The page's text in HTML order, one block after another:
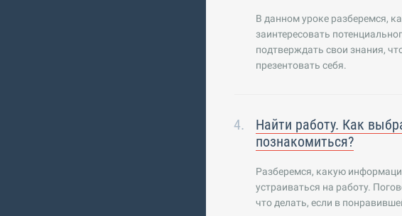
В данном уроке разберемся,
заинтересовать
подтверждать свои знания,
презентовать себя.
Найти работу. Как
познакомиться?
Разберемся, какую
устраиваться на работу.
что делать, если в